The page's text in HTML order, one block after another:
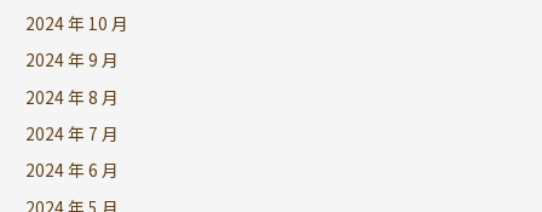
2024 年 10 月
2024 年 9 月
2024 年 8 月
2024 年 7 月
2024 年 6 月
2024 年 5 月